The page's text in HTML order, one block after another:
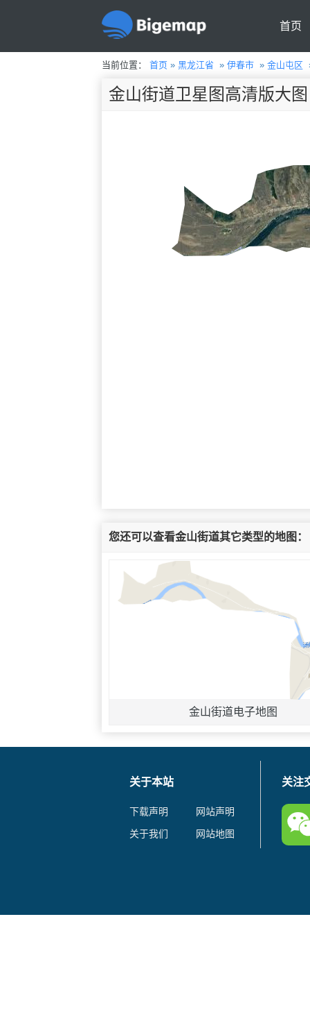
首页
当前位置： 首页» 黑龙江省 » 伊春市» 金山屯区
金山街道卫星图高清版大图
您还可以查看金山街道其它类型的地图：
金山街道电子地图
关于本站
下载声明
网站声明
关于我们
网站地图
关注